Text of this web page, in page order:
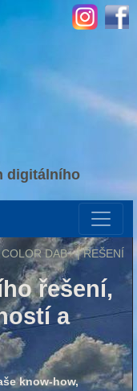
digitálního
DAB+ | ŘEŠENÍ
řešení,
a
know-how,